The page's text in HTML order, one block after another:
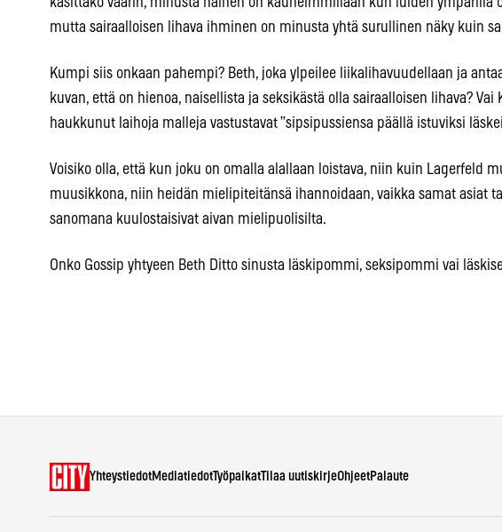
mutta sairaalloisen lihava ihminen on minusta yhtä surullinen näky kuin
Kumpi siis onkaan pahempi? Beth, joka ylpeilee liikalihavuudellaan ja
kuvan, että on hienoa, naisellista ja seksikästä olla sairaalloisen lihava? Vai
haukkunut laihoja malleja vastustavat ”sipsipussiensa päällä istuviksi
Voisiko olla, että kun joku on omalla alallaan loistava, niin kuin Lagerfeld
muusikkona, niin heidän mielipiteitänsä ihannoidaan, vaikka samat asiat
sanomana kuulostaisivat aivan mielipuolisilta.
Onko Gossip yhtyeen Beth Ditto sinusta läskipommi, seksipommi vai
YhteystiedotMediatiedotTyöpaikatTilaa uutiskirjeOhjeetPalaute